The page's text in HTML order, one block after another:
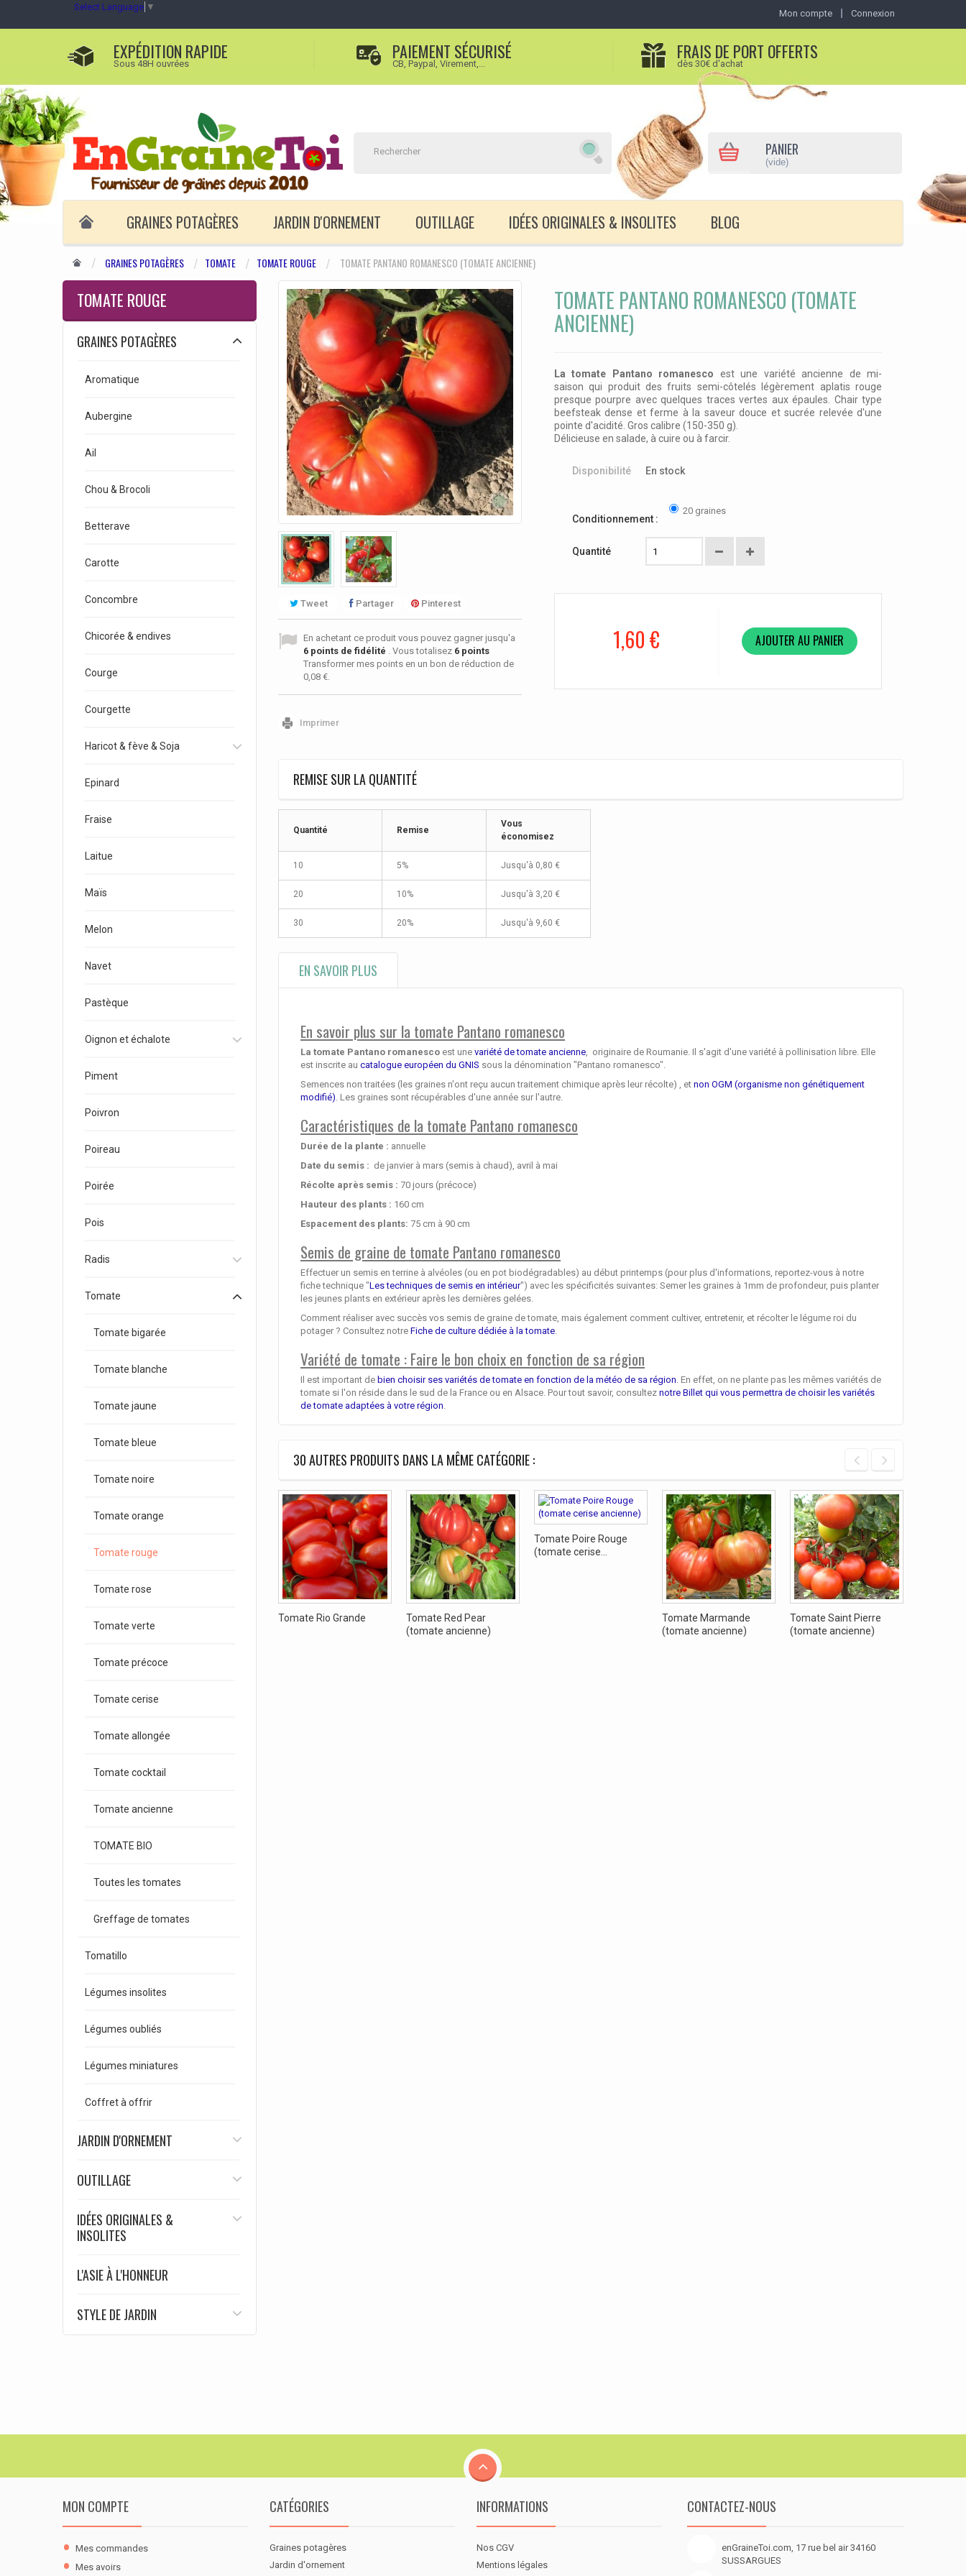
Mon compte Connexion
Select Language ▼
EXPÉDITION RAPIDE
Sous 48H ouvrées
PAIEMENT SÉCURISÉ
CB, Paypal, Virement,...
FRAIS DE PORT OFFERTS
dès 30€ d'achat
PANIER
(vide)
GRAINES POTAGÈRES JARDIN D'ORNEMENT OUTILLAGE IDÉES ORIGINALES & INSOLITES BLOG
GRAINES POTAGÈRES TOMATE TOMATE ROUGE TOMATE PANTANO ROMANESCO (TOMATE ANCIENNE)
TOMATE ROUGE
GRAINES POTAGÈRES
Aromatique
Aubergine
Ail
Chou & Brocoli
Betterave
Carotte
Concombre
Chicorée & endives
Courge
Courgette
Haricot & fève & Soja
Epinard
Fraise
Laitue
Maïs
Melon
Navet
Pastèque
Oignon et échalote
Piment
Poivron
Poireau
Poirée
Pois
Radis
Tomate
Tomate bigarée
Tomate blanche
Tomate jaune
Tomate bleue
Tomate noire
Tomate orange
Tomate rouge
Tomate rose
Tomate verte
Tomate précoce
Tomate cerise
Tomate allongée
Tomate cocktail
Tomate ancienne
TOMATE BIO
Toutes les tomates
Greffage de tomates
Tomatillo
Légumes insolites
Légumes oubliés
Légumes miniatures
Coffret à offrir
JARDIN D'ORNEMENT
OUTILLAGE
IDÉES ORIGINALES &
INSOLITES
L'ASIE À L'HONNEUR
STYLE DE JARDIN
Tweet Partager Pinterest
En achetant ce produit vous pouvez gagner jusqu'a
6 points de fidélité . Vous totalisez 6 points
Transformer mes points en un bon de réduction de
0,08 €
Imprimer
TOMATE PANTANO ROMANESCO (TOMATE
ANCIENNE)
La tomate Pantano romanesco est une variété ancienne de mi-
saison qui produit des fruits semi-côtelés légèrement aplatis rouge
presque pourpre avec quelques traces vertes aux épaules. Chair type
beefsteak dense et ferme à la saveur douce et sucrée relevée d'une
pointe d'acidité . Gros calibre (150-350 g).
Délicieuse en salade, à cuire ou à farcir.
Disponibilité En stock
Conditionnement :
20 graines
Quantité
1,60 € AJOUTER AU PANIER
REMISE SUR LA QUANTITÉ
Quantité Remise
Vous
économisez
10 5% Jusqu'à 0,80 €
20 10% Jusqu'à 3,20 €
30 20% Jusqu'à 9,60 €
EN SAVOIR PLUS
En savoir plus sur la tomate Pantano romanesco
La tomate Pantano romanesco est une variété de tomate ancienne , originaire de Roumanie. Il s'agit d'une variété à pollinisation libre. Elle
est inscrite au catalogue européen du GNIS sous la dénomination "Pantano romanesco".
Semences non traitées (les graines n'ont reçu aucun traitement chimique après leur récolte) , et non OGM (organisme non génétiquement
modifié) . Les graines sont récupérables d'une année sur l'autre.
Caractéristiques de la tomate Pantano romanesco
Durée de la plante : annuelle
Date du semis : de janvier à mars (semis à chaud), avril à mai
Récolte après semis : 70 jours (précoce)
Hauteur des plants : 160 cm
Espacement des plants: 75 cm à 90 cm
Semis de graine de tomate Pantano romanesco
Effectuer un semis en terrine à alvéoles (ou en pot biodégradables) au début printemps (pour plus d'informations, reportez-vous à notre
fiche technique "Les techniques de semis en intérieur") avec les spécificités suivantes: Semer les graines à 1mm de profondeur, puis planter
les jeunes plants en extérieur après les dernières gelées.
Comment réaliser avec succès vos semis de graine de tomate, mais également comment cultiver, entretenir, et récolter le légume roi du
potager ? Consultez notre Fiche de culture dédiée à la tomate
Variété de tomate : Faire le bon choix en fonction de sa région
Il est important de bien choisir ses variétés de tomate en fonction de la météo de sa région . En effet, on ne plante pas les mêmes variétés de
tomate si l'on réside dans le sud de la France ou en Alsace. Pour tout savoir, consultez notre Billet qui vous permettra de choisir les variétés
de tomate adaptées à votre région
30 AUTRES PRODUITS DANS LA MÊME CATÉGORIE :
Tomate Rio Grande
Tomate Red Pear
(tomate ancienne)
Tomate Poire Rouge
(tomate cerise...
Tomate Marmande
(tomate ancienne)
Tomate Saint Pierre
(tomate ancienne)
MON COMPTE
Mes commandes
Mes avoirs
CATÉGORIES
Graines potagères
Jardin d'ornement
INFORMATIONS
Nos CGV
Mentions légales
CONTACTEZ-NOUS
enGraineToi.com, 17 rue bel air 34160
SUSSARGUES